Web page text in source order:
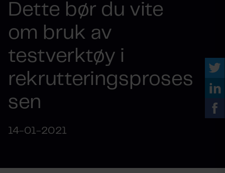
Dette bør du vite
om bruk av
testverktøy i
rekrutteringsproses
sen
14-01-2021